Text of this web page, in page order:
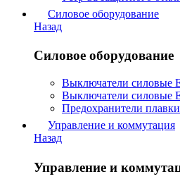
Силовое оборудование
Назад
Силовое оборудование
Выключатели силовые
Выключатели силовые
Предохранители
Управление и коммутация
Назад
Управление и